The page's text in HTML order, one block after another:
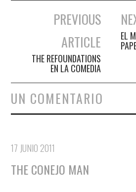
Navegación de entradas
PREVIOUS
ARTICLE
THE REFOUNDATIONS
EN LA COMEDIA
EL
UN COMENTARIO
17 JUNIO 2011
THE CONEJO MAN